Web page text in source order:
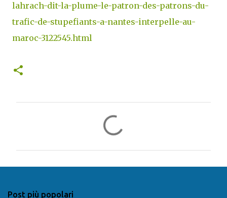
lahrach-dit-la-plume-le-patron-des-patrons-du-
trafic-de-stupefiants-a-nantes-interpelle-au-
maroc-3122545.html
Post più popolari